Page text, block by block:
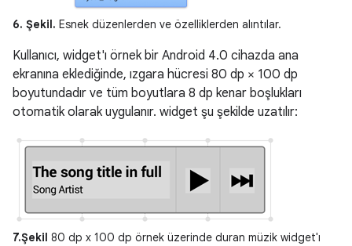
6. Şekil. Esnek düzenlerden ve özelliklerden alıntılar.
Kullanıcı, widget'ı örnek bir Android 4.0 cihazda ana
ekranına eklediğinde, ızgara hücresi 80 dp × 100 dp
boyutundadır ve tüm boyutlara 8 dp kenar boşlukları
otomatik olarak uygulanır. widget şu şekilde uzatılır:
7.Şekil 80 dp x 100 dp örnek üzerinde duran müzik widget'ı